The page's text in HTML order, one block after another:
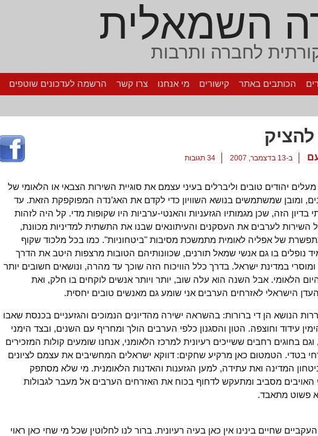
השמאלית
לחברה ותרבות
הכותבים באתר קישורים מי אנחנו צרו קשר הרשמה לעדכונים שוטפים
ב-13 בדצמבר, 2007 34 תגובות
יהודים טובים וליברלים בעיני עצמם את סוגיית השירות הצבאי או הלאומי של
ומובן שמשתמשים בנושא השוויון כדי לקדם את האג’נדה המפוקפקת הזאת. עד
בדיון הזה, שכן מגמותיו הגזעניות והאנטי-ערביות היו שקופות מדי. קל היה לזהות
השירות לערבים את העסקנים והעיתונאים שבנו את התשתית למדיניות מכוונת,
של אפליה לאומית מתמשכת מסיבות "ביטחוניות". כמו בכל מלכוד שקוף
נופלים בו גם אנשי שמאל תורנים, שכוונותיהם הטובות מרצפות היטב את הדרך
ומוסרי במדינת ישראל. בדרך כלל הוויכוח הזה שוכך עד מהרה, ונושאים חשובים יותר
הלאומי. אבל השנה הוא עלה שוב, יותר ויותר אנשים לוקחים בו חלק, ואת
הישראלי לאזרחים הערבים אני שומע גם מאנשים טובים יחסית.
הנושא הן די ברורות: בהשראה ישירה מהדיונים הנמוכים והגזעניים בכנסת שאבו
עידוד וחוצפה. הטון והסגנון כלפי הערבים הולך ומחריף עם השנים, ובצד הימני
בחוגים רחבים ששייכים רעיונית למרכז הלאומני, אנחנו שומעים קולות המזכירים
בטדי. הטמטום כאן מרקיע שחקים: דווקא ישראלים המחשיבים את עצמם לציונים
המדינה ואת עתידה, למען הגזענות והאדנות הלאומנית. מי שלא מסתפק
האויבים מסביב ומתעקש לדחוף בכוח את האזרחים הערבים אל מעבר לגבולות
פשוט מתאבד.
שחיים בינינו אין כאן בעיה רעיונית. ברור לנו לחלוטין שכל מי שחי כאן ראוי